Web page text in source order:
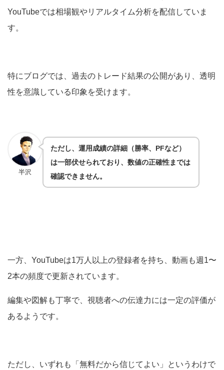
YouTubeでは相場観やリアルタイム分析を配信していま
す。
特にブログでは、過去のトレード結果の公開があり、透明
性を意識している印象を受けます。
半沢
ただし、運用成績の詳細（勝率、PFなど）
は一部伏せられており、数値の正確性までは
確認できません。
一方、YouTubeは1万人以上の登録者を持ち、動画も週1〜
2本の頻度で更新されています。
編集や図解も丁寧で、視聴者への伝達力には一定の評価が
あるようです。
ただし、いずれも「無料だから信じてよい」というわけで